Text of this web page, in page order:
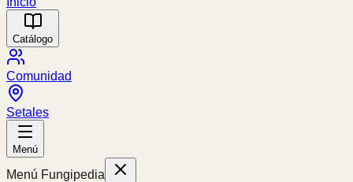
Catálogo
Comunidad
Setales
Menú
Menú Fungipedia